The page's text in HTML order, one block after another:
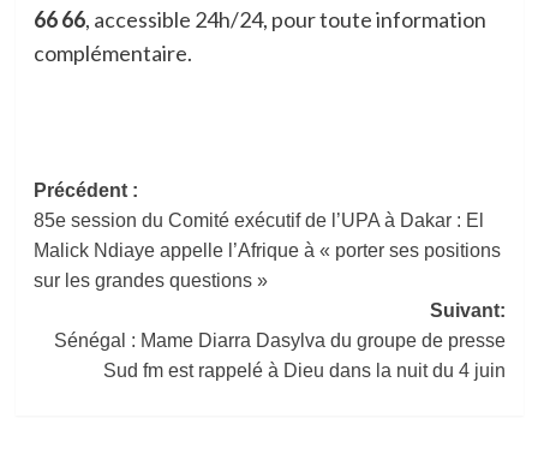
66 66, accessible 24h/24, pour toute information
complémentaire.
Navigation
d’article
Précédent :
85e session du Comité exécutif de l’UPA à Dakar : El
Malick Ndiaye appelle l’Afrique à « porter ses positions
sur les grandes questions »
Suivant:
Sénégal : Mame Diarra Dasylva du groupe de presse
Sud fm est rappelé à Dieu dans la nuit du 4 juin